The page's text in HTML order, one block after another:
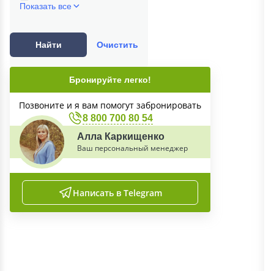
Показать все
Найти Очистить
Бронируйте легко!
Позвоните и я вам помогут забронировать
8 800 700 80 54
Алла Каркищенко
Ваш персональный менеджер
Написать в Telegram